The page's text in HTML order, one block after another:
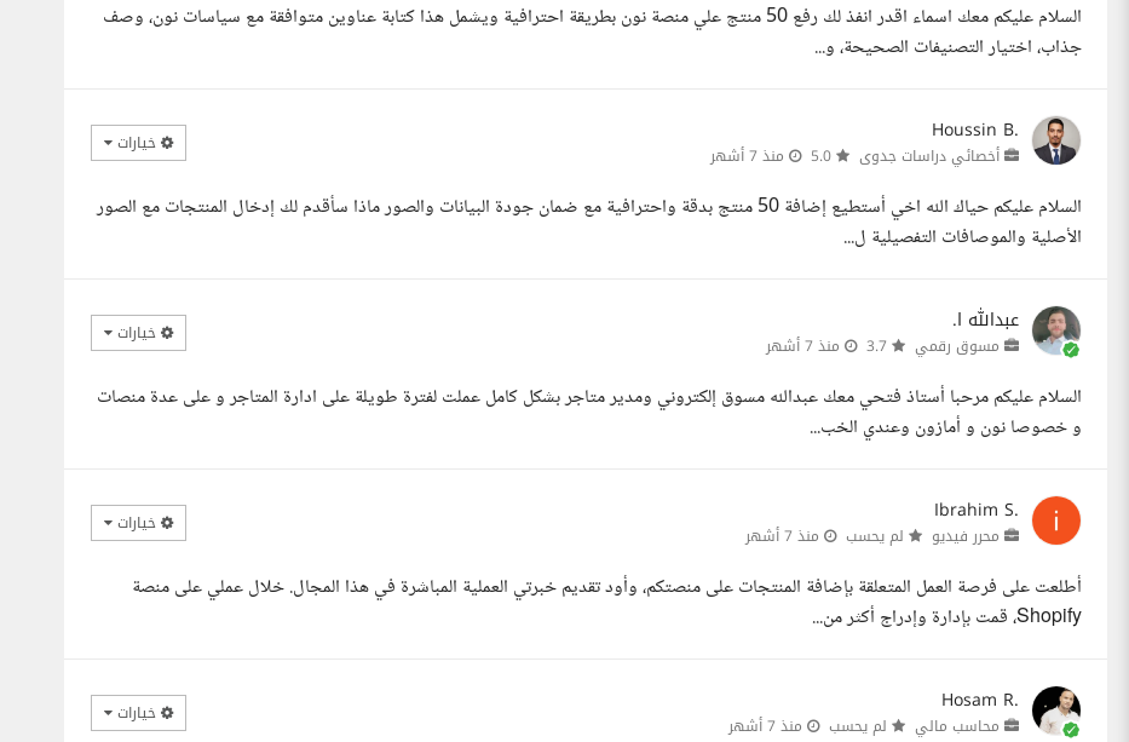
السلام عليكم معك اسماء اقدر انفذ لك رفع 50 منتج علي منصة نون بطريقة احترافية ويشمل هذا كتابة عناوين متوافقة مع سياسات نون، وصف
جذاب، اختيار التصنيفات الصحيحة، و...
Houssin B.
أخصائي دراسات جدوى منذ 7 أشهر خيارات
السلام عليكم حياك الله اخي أستطيع إضافة 50 منتج بدقة واحترافية مع ضمان جودة البيانات والصور ماذا سأقدم لك إدخال المنتجات مع الصور
الأصلية والموصافات التفصيلية ل...
عبدالله ا.
مسوق رقمي منذ 7 أشهر خيارات
السلام عليكم مرحبا أستاذ فتحي معك عبدالله مسوق إلكتروني ومدير متاجر بشكل كامل عملت لفترة طويلة على ادارة المتاجر و على عدة منصات
و خصوصا نون و أمازون وعندي الخب...
Ibrahim S.
محرر فيديو لم يحسب منذ 7 أشهر خيارات
أطلعت على فرصة العمل المتعلقة بإضافة المنتجات على منصتكم، وأود تقديم خبرتي العملية المباشرة في هذا المجال. خلال عملي على منصة
Shopify، قمت بإدارة وإدراج أكثر من...
Hosam R.
محاسب مالي لم يحسب منذ 7 أشهر خيارات